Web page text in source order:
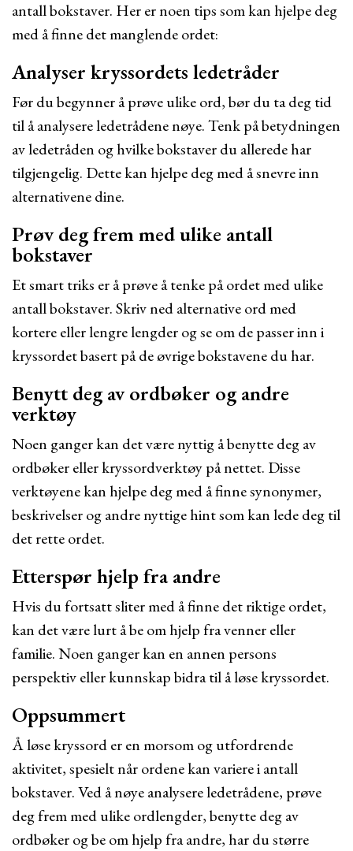
antall bokstaver. Her er noen tips som kan hjelpe deg
med å finne det manglende ordet:
Analyser kryssordets ledetråder
Før du begynner å prøve ulike ord, bør du ta deg tid
til å analysere ledetrådene nøye. Tenk på betydningen
av ledetråden og hvilke bokstaver du allerede har
tilgjengelig. Dette kan hjelpe deg med å snevre inn
alternativene dine.
Prøv deg frem med ulike antall
bokstaver
Et smart triks er å prøve å tenke på ordet med ulike
antall bokstaver. Skriv ned alternative ord med
kortere eller lengre lengder og se om de passer inn i
kryssordet basert på de øvrige bokstavene du har.
Benytt deg av ordbøker og andre
verktøy
Noen ganger kan det være nyttig å benytte deg av
ordbøker eller kryssordverktøy på nettet. Disse
verktøyene kan hjelpe deg med å finne synonymer,
beskrivelser og andre nyttige hint som kan lede deg til
det rette ordet.
Etterspør hjelp fra andre
Hvis du fortsatt sliter med å finne det riktige ordet,
kan det være lurt å be om hjelp fra venner eller
familie. Noen ganger kan en annen persons
perspektiv eller kunnskap bidra til å løse kryssordet.
Oppsummert
Å løse kryssord er en morsom og utfordrende
aktivitet, spesielt når ordene kan variere i antall
bokstaver. Ved å nøye analysere ledetrådene, prøve
deg frem med ulike ordlengder, benytte deg av
ordbøker og be om hjelp fra andre, har du større